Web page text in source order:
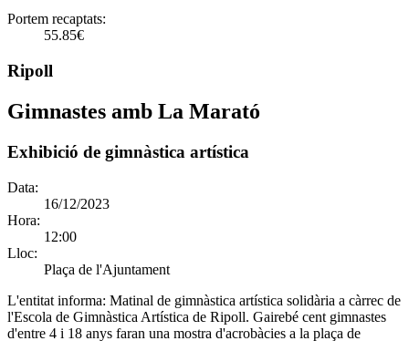
Portem recaptats:
55.85€
Ripoll
Gimnastes amb La Marató
Exhibició de gimnàstica artística
Data:
16/12/2023
Hora:
12:00
Lloc:
Plaça de l'Ajuntament
L'entitat informa: Matinal de gimnàstica artística solidària a càrrec de
l'Escola de Gimnàstica Artística de Ripoll. Gairebé cent gimnastes
d'entre 4 i 18 anys faran una mostra d'acrobàcies a la plaça de